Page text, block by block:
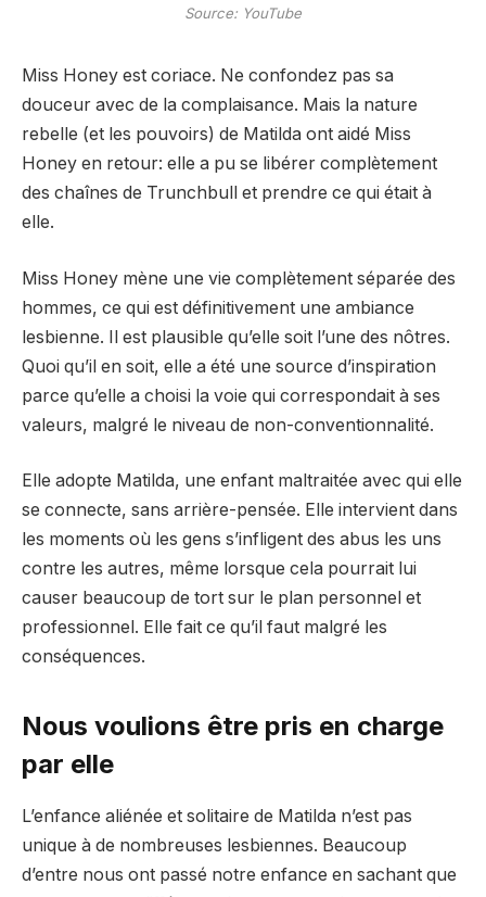
Source: YouTube
Miss Honey est coriace. Ne confondez pas sa
douceur avec de la complaisance. Mais la nature
rebelle (et les pouvoirs) de Matilda ont aidé Miss
Honey en retour: elle a pu se libérer complètement
des chaînes de Trunchbull et prendre ce qui était à
elle.
Miss Honey mène une vie complètement séparée des
hommes, ce qui est définitivement une ambiance
lesbienne. Il est plausible qu’elle soit l’une des nôtres.
Quoi qu’il en soit, elle a été une source d’inspiration
parce qu’elle a choisi la voie qui correspondait à ses
valeurs, malgré le niveau de non-conventionnalité.
Elle adopte Matilda, une enfant maltraitée avec qui elle
se connecte, sans arrière-pensée. Elle intervient dans
les moments où les gens s’infligent des abus les uns
contre les autres, même lorsque cela pourrait lui
causer beaucoup de tort sur le plan personnel et
professionnel. Elle fait ce qu’il faut malgré les
conséquences.
Nous voulions être pris en charge
par elle
L’enfance aliénée et solitaire de Matilda n’est pas
unique à de nombreuses lesbiennes. Beaucoup
d’entre nous ont passé notre enfance en sachant que